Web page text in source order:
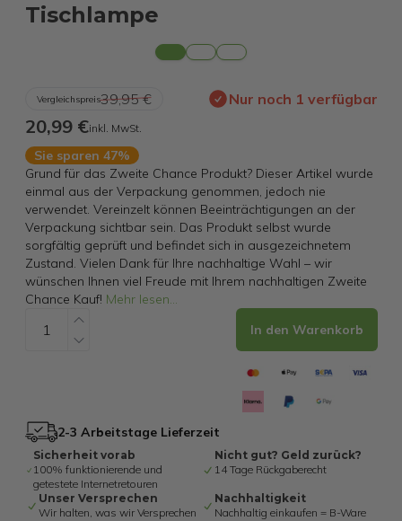
Tischlampe
Vergleichspreis39,95 € Nur noch 1 verfügbar
20,99 €inkl. MwSt.
Sie sparen 47%
Grund für das Zweite Chance Produkt? Dieser Artikel wurde
einmal aus der Verpackung genommen, jedoch nie
verwendet. Vereinzelt können Beeinträchtigungen an der
Verpackung sichtbar sein. Das Produkt selbst wurde
sorgfältig geprüft und befindet sich in ausgezeichnetem
Zustand. Vielen Dank für Ihre nachhaltige Wahl – wir
wünschen Ihnen viel Freude mit Ihrem nachhaltigen Zweite
Chance Kauf! Mehr lesen...
In den Warenkorb
2-3 Arbeitstage Lieferzeit
Sicherheit vorab
100% funktionierende und
getestete Internetretouren
Nicht gut? Geld zurück?
14 Tage Rückgaberecht
Unser Versprechen
Wir halten, was wir Versprechen
Nachhaltigkeit
Nachhaltig einkaufen = B-Ware